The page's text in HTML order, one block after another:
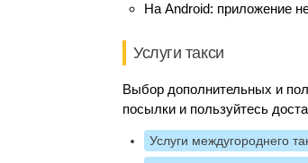
На Android: приложение
Услуги такси
Выбор дополнительных и
посылки и пользуйтесь
Услуги междугороднего